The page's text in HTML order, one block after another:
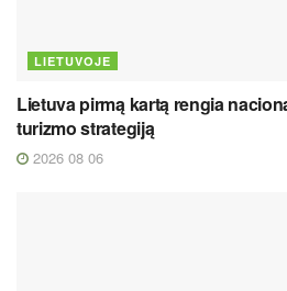
LIETUVOJE
Lietuva pirmą kartą rengia
turizmo strategiją
2026 08 06